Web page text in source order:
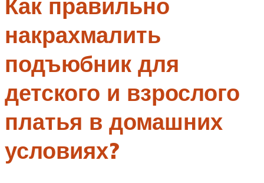
накрахмалить
подъюбник для
детского и взрослого
платья в домашних
условиях?